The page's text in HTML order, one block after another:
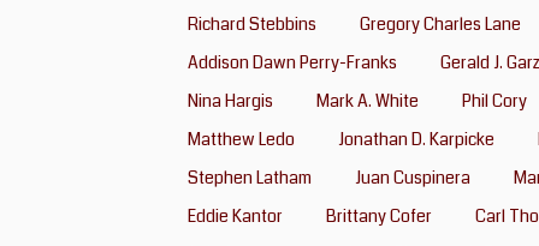
Richard Stebbins
Gregory Charles Lane
Addison Dawn Perry-Franks
Gerald J.
Nina Hargis
Mark A. White
Phil Cory
Matthew Ledo
Jonathan D. Karpicke
Stephen Latham
Juan Cuspinera
Eddie Kantor
Brittany Cofer
Carl